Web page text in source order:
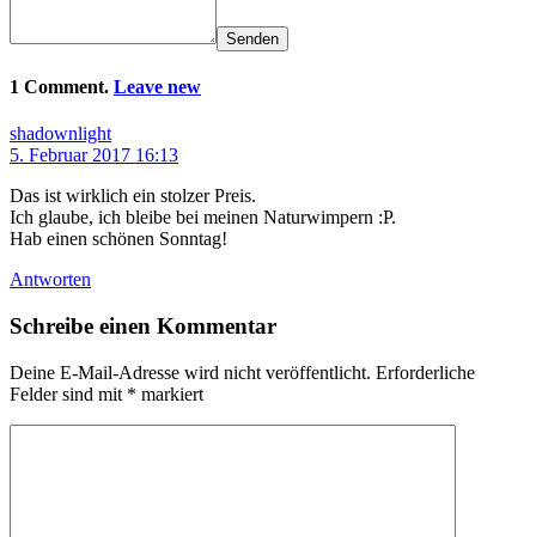
Senden
1 Comment. Leave new
shadownlight
5. Februar 2017 16:13
Das ist wirklich ein stolzer Preis.
Ich glaube, ich bleibe bei meinen Naturwimpern :P.
Hab einen schönen Sonntag!
Antworten
Schreibe einen Kommentar
Deine E-Mail-Adresse wird nicht veröffentlicht. Erforderliche
Felder sind mit * markiert